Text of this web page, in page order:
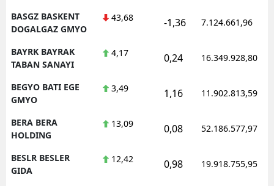
BASGZ BASKENT
DOGALGAZ GMYO
43,68 -1,36 7.124.661,96
BAYRK BAYRAK
TABAN SANAYI
4,17 0,24 16.349.928,80
BEGYO BATI EGE
GMYO
3,49 1,16 11.902.813,59
BERA BERA
HOLDING
13,09 0,08 52.186.577,97
BESLR BESLER
GIDA
12,42 0,98 19.918.755,95